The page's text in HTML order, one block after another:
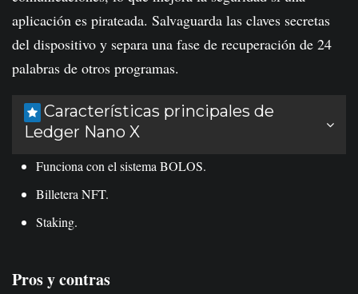
aplicación es pirateada. Salvaguarda las claves secretas
del dispositivo y separa una fase de recuperación de 24
palabras de otros programas.
Características principales de
Ledger Nano X
Funciona con el sistema BOLOS.
Billetera NFT.
Staking.
Pros y contras